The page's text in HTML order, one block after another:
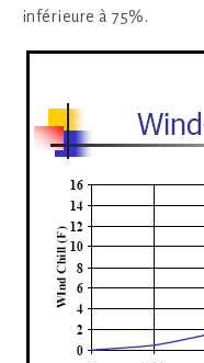
inférieure à 75%.